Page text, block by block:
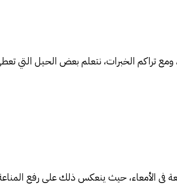
تراكم الخبرات، نتعلم بعض الحيل التي